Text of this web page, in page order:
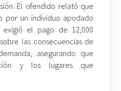
El ofendido relató que
por un individuo apodado
exigió el pago de 12,000
las consecuencias de
asegurando que
y los lugares que